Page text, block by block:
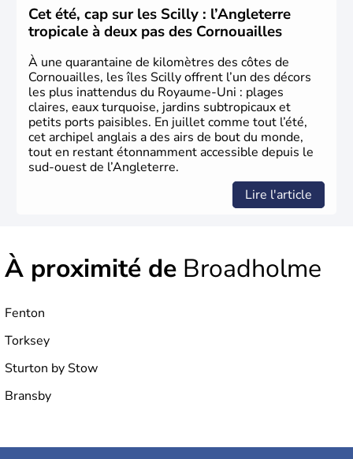
L'Angleterre est l’une des quatre nations constitutives du
Royaume-Uni. Elle est peuplée de plus de 50 millions
d’habitants, les Anglais, et constitue à elle seule, près de
84% de la population de l’ensemble. Le pays s’est créé au
Xème siècle et tient son nom desAngles
germanique installé sur ces terres. Première démocratie
parlementaire au monde, elle doit son développement à
l’essor industriel du XIXème siècle.
Cet été, cap sur les Scilly : l’Angleterre
tropicale à deux pas des Cornouailles
À une quarantaine de kilomètres des côtes de
Cornouailles, les îles Scilly offrent l’un des décors
les plus inattendus du Royaume-Uni : plages
claires, eaux turquoise, jardins subtropicaux et
petits ports paisibles. En juillet comme tout l’été,
cet archipel anglais a des airs de bout du monde,
tout en restant étonnamment accessible depuis le
sud-ouest de l’Angleterre.
Lire l'article
À proximité de Broadholme
Fenton
Torksey
Sturton by Stow
Bransby